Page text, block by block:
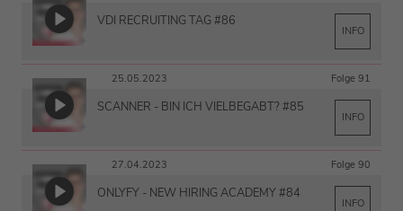
VDI RECRUITING TAG #86
INFO
25.05.2023 Folge 91
SCANNER - BIN ICH VIELBEGABT? #85
INFO
27.04.2023 Folge 90
ONLYFY - NEW HIRING ACADEMY #84
INFO